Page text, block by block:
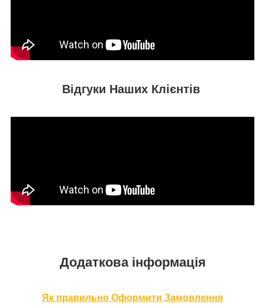
Відгуки Наших Клієнтів
Додаткова інформація
Як правильно Оформити Замовлення